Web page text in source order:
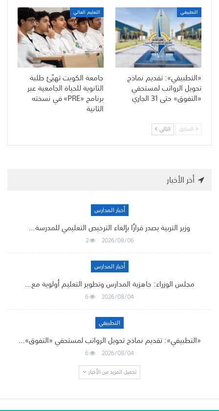
التطبيقي
«التطبيقي»: تقديم نماذج
تحويل الرواتب لمستحقي
«التفوق» حتى 31 الجاري
التعليم العالي
جامعة الكويت تهيّئ طلبة
الثانوية للحياة الجامعية عبر
برنامج «PRE» في نسخته
الثانية
السابق التالي
أخر الأخبار
أخبار المدارس
وزير التربية يصدر قرارًا بإلغاء الترخيص التعليمي للمدرسة…
2026/08/06
2
أخبار المدارس
مجلس الوزراء: جاهزية المدارس وتطوير التعليم أولوية مع…
2026/08/04
6
التطبيقي
«التطبيقي»: تقديم نماذج تحويل الرواتب لمستحقي «التفوق»…
2026/08/04
6
تحميل المزيد من الأخبار